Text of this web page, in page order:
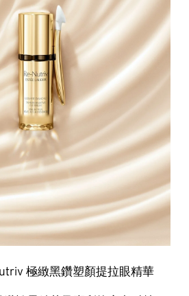
極緻黑鑽塑顏提拉眼精華